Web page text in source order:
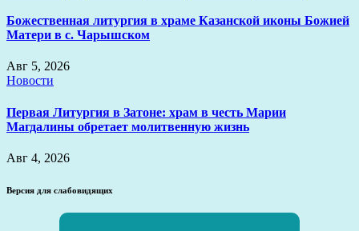
Божественная литургия в храме Казанской иконы Божией
Матери в с. Чарышском
Авг 5, 2026
Новости
Первая Литургия в Затоне: храм в честь Марии
Магдалины обретает молитвенную жизнь
Авг 4, 2026
Версия для слабовидящих